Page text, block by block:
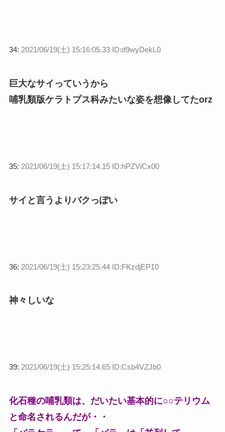
34: 2021/06/19(土) 15:16:05.33 ID:d9wyDekL0
巨大なサイっていうから
哺乳類版ケラトプス科みたいな姿を想像してたorz
35: 2021/06/19(土) 15:17:14.15 ID:hPZViCx00
サイと言うよりバクっぽい
36: 2021/06/19(土) 15:23:25.44 ID:FKzdjEP10
神々しいな
39: 2021/06/19(土) 15:25:14.65 ID:Csb4VZJb0
化石種の哺乳類は、だいたい基本的に○○テリウム
と命名されるんだが・・